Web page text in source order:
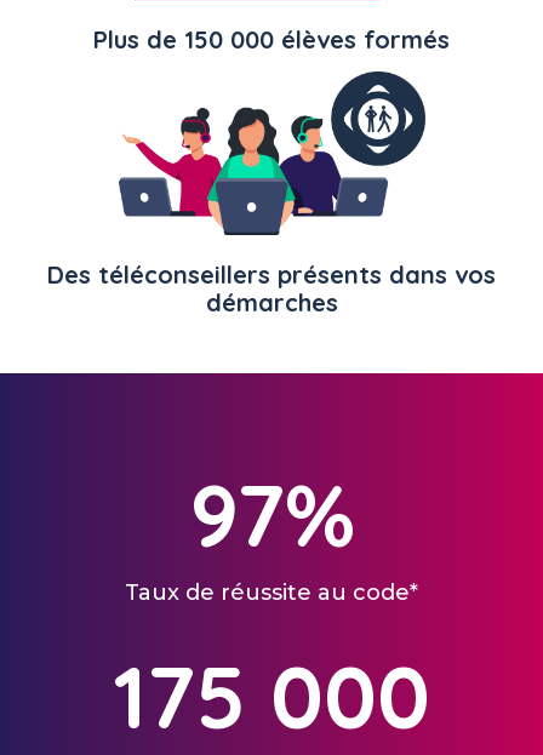
Plus de 150 000 élèves formés
Des téléconseillers présents dans vos
démarches
97%
Taux de réussite au code*
175 000